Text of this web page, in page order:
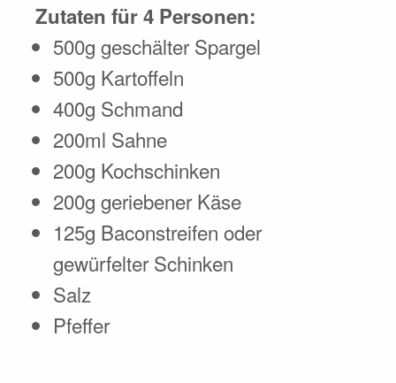
Zutaten für 4 Personen:
500g geschälter Spargel
500g Kartoffeln
400g Schmand
200ml Sahne
200g Kochschinken
200g geriebener Käse
125g Baconstreifen oder
gewürfelter Schinken
Salz
Pfeffer